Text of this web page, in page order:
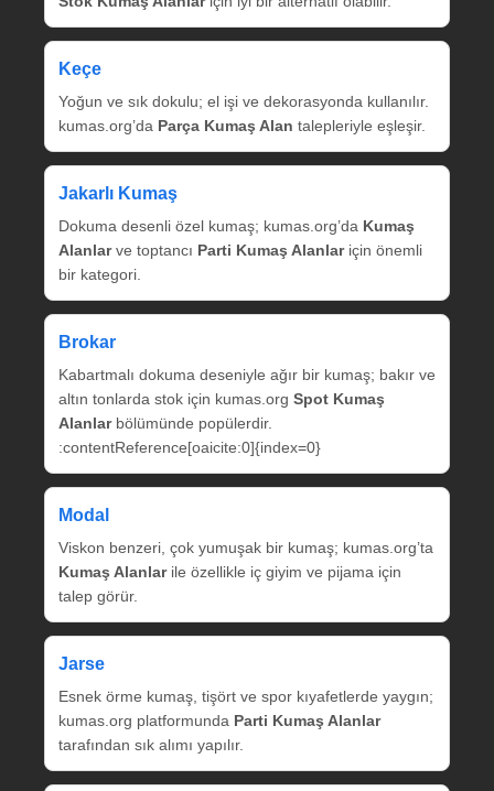
Keçe
Yoğun ve sık dokulu; el işi ve dekorasyonda kullanılır.
kumas.org’da Parça Kumaş Alan talepleriyle eşleşir.
Jakarlı Kumaş
Dokuma desenli özel kumaş; kumas.org’da Kumaş
Alanlarve toptancı Parti Kumaş Alanlariçin önemli
bir kategori.
Brokar
Kabartmalı dokuma deseniyle ağır bir kumaş; bakır ve
altın tonlarda stok için kumas.org Spot Kumaş
Alanlarbölümünde popülerdir.
:contentReference[oaicite:0]{index=0}
Modal
Viskon benzeri, çok yumuşak bir kumaş; kumas.org’ta
Kumaş Alanlarile özellikle iç giyim ve pijama için
talep görür.
Jarse
Esnek örme kumaş, tişört ve spor kıyafetlerde yaygın;
kumas.org platformunda Parti Kumaş Alanlar
tarafından sık alımı yapılır.